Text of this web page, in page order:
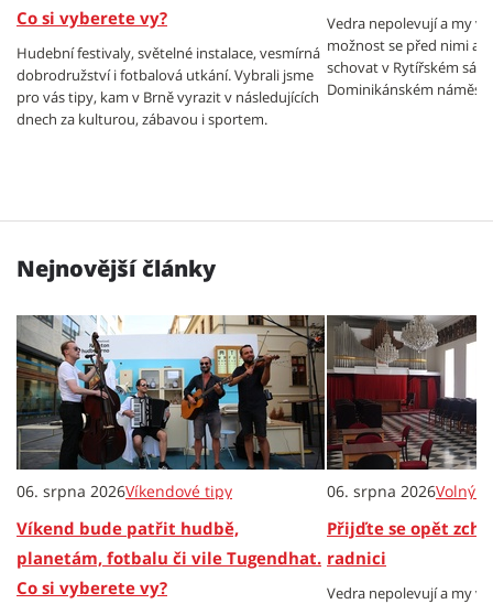
Co si vyberete vy?
Hudební festivaly, světelné instalace, vesmírná
dobrodružství i fotbalová utkání. Vybrali jsme
pro vás tipy, kam v Brně vyrazit v následujících
dnech za kulturou, zábavou i sportem.
Vedra nepolevují a my
možnost se před nimi
schovat v Rytířském
Dominikánském náměstí.
Nejnovější články
06. srpna 2026Víkendové tipy
Víkend bude patřit hudbě,
planetám, fotbalu či vile Tugendhat.
Co si vyberete vy?
06. srpna 2026Volný
Přijďte se opět
radnici
Vedra nepolevují a my